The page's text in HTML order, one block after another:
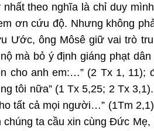
theo nghĩa là chỉ duy
ơn cứu độ. Nhưng không
Ước, ông Môsê giữ vai trò
mà bỏ ý định giáng phạt
cho anh em:…” (2 Tx 1, 11);
tôi nữa” (1 Tx 5,25; 2 Tx
tất cả mọi người…” (1Tm
ta cầu xin cùng Đức